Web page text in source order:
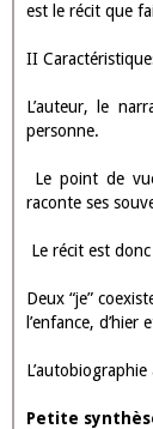
est le récit que
II
L’auteur, le
personne.
Le point de
raconte ses
Le récit est
Deux “je”
l’enfance, d’hier
Petite